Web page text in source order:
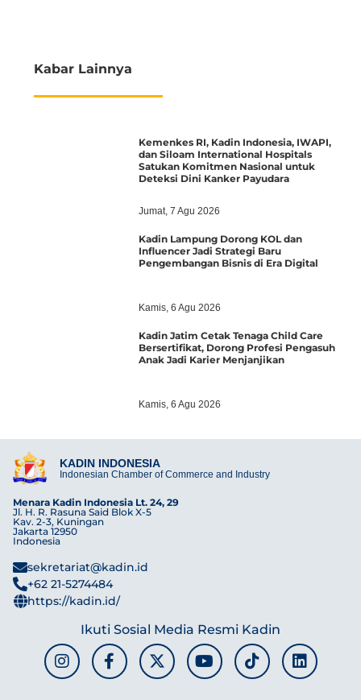
Kabar Lainnya
Kemenkes RI, Kadin Indonesia, IWAPI,
dan Siloam International Hospitals
Satukan Komitmen Nasional untuk
Deteksi Dini Kanker Payudara
Jumat, 7 Agu 2026
Kadin Lampung Dorong KOL dan
Influencer Jadi Strategi Baru
Pengembangan Bisnis di Era Digital
Kamis, 6 Agu 2026
Kadin Jatim Cetak Tenaga Child Care
Bersertifikat, Dorong Profesi Pengasuh
Anak Jadi Karier Menjanjikan
Kamis, 6 Agu 2026
KADIN INDONESIA
Indonesian Chamber of Commerce and Industry
Menara Kadin Indonesia Lt. 24, 29
Jl. H. R. Rasuna Said Blok X-5
Kav. 2-3, Kuningan
Jakarta 12950
Indonesia
sekretariat@kadin.id
+62 21-5274484
https://kadin.id/
Ikuti Sosial Media Resmi Kadin